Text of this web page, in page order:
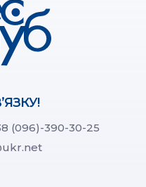
(096)-390-30-25